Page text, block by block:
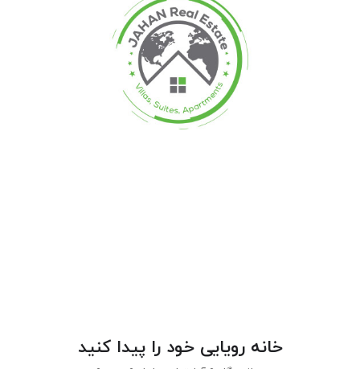
خانه رویایی خود را پیدا کنید